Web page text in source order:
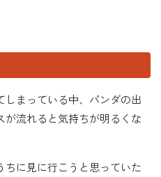
しまっている中、パンダの出
流れると気持ちが明るくな
ちに見に行こうと思っていた